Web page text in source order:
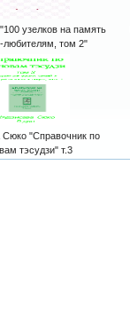
узелков на память
любителям, том 2"
Сюко "Справочник по
тэсудзи" т.3